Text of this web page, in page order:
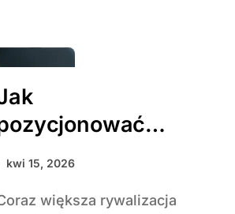
strony na frazy z
kwi 15, 2026